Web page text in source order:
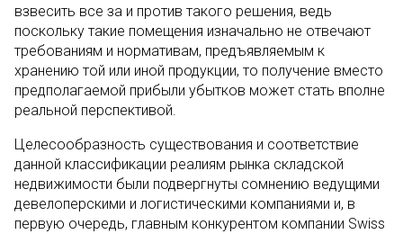
взвесить все за и против такого решения, ведь
поскольку такие помещения изначально не отвечают
требованиям и нормативам, предъявляемым к
хранению той или иной продукции, то получение вместо
предполагаемой прибыли убытков может стать вполне
реальной перспективой.
Целесообразность существования и соответствие
данной классификации реалиям рынка складской
недвижимости были подвергнуты сомнению ведущими
девелоперскими и логистическими компаниями и, в
первую очередь, главным конкурентом компании Swiss